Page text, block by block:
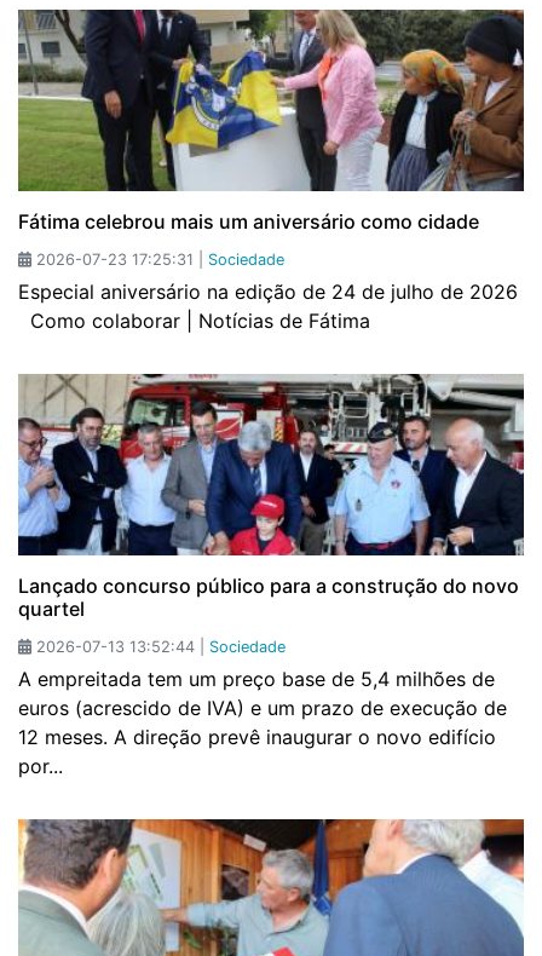
Fátima celebrou mais um aniversário como cidade
2026-07-23 17:25:31 | Sociedade
Especial aniversário na edição de 24 de julho de 2026
Como colaborar | Notícias de Fátima
Lançado concurso público para a construção do novo
quartel
2026-07-13 13:52:44 | Sociedade
A empreitada tem um preço base de 5,4 milhões de
euros (acrescido de IVA) e um prazo de execução de
12 meses. A direção prevê inaugurar o novo edifício
por...